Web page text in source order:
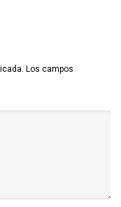
Los campos